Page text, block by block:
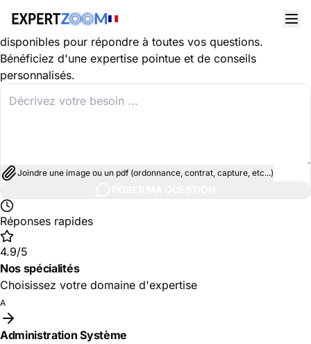
Découvrez les spécialités dans le domaine Informatique
Nos experts Informatique sont des professionnels qualifiés,
disponibles pour répondre à toutes vos questions.
Bénéficiez d'une expertise pointue et de conseils
personnalisés.
Joindre une image ou un pdf (ordonnance, contrat, capture, etc...)
Réponses rapides
4.9/5
Nos spécialités
Choisissez votre domaine d'expertise
A
Administration Système